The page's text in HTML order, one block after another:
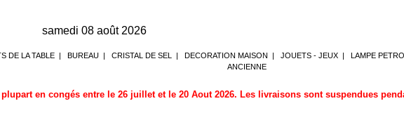
samedi 08 août 2026
DE LA TABLE | BUREAU | CRISTAL DE SEL | DECORATION MAISON | JOUETS - JEUX | LAMPE
ANCIENNE
en congés entre le 26 juillet et le 20 Aout 2026. Les livraisons sont suspendues